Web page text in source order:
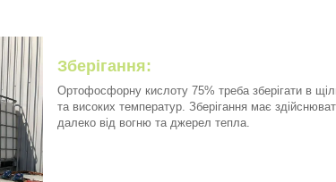
Зберігання:
Ортофосфорну кислоту 75% треба зберігати в
та високих температур. Зберігання має
далеко від вогню та джерел тепла.